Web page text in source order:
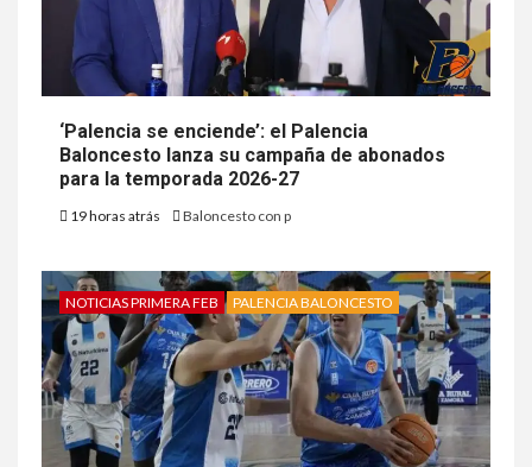
‘Palencia se enciende’: el Palencia
Baloncesto lanza su campaña de abonados
para la temporada 2026-27
19 horas atrás Baloncesto con p
NOTICIAS PRIMERA FEB PALENCIA BALONCESTO